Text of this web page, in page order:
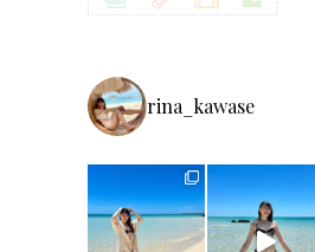
rina_kawase